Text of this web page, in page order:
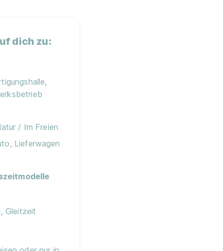
dich zu:
/ Im Freien
Lieferwagen
Gleitzeit